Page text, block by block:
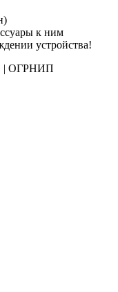
к ним
устройства!
| ОГРНИП